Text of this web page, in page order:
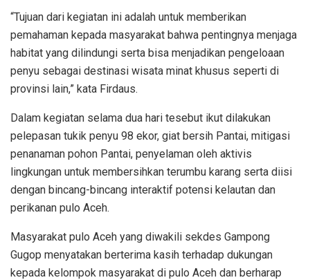
“Tujuan dari kegiatan ini adalah untuk memberikan
pemahaman kepada masyarakat bahwa pentingnya menjaga
habitat yang dilindungi serta bisa menjadikan pengeloaan
penyu sebagai destinasi wisata minat khusus seperti di
provinsi lain,” kata Firdaus.
Dalam kegiatan selama dua hari tesebut ikut dilakukan
pelepasan tukik penyu 98 ekor, giat bersih Pantai, mitigasi
penanaman pohon Pantai, penyelaman oleh aktivis
lingkungan untuk membersihkan terumbu karang serta diisi
dengan bincang-bincang interaktif potensi kelautan dan
perikanan pulo Aceh.
Masyarakat pulo Aceh yang diwakili sekdes Gampong
Gugop menyatakan berterima kasih terhadap dukungan
kepada kelompok masyarakat di pulo Aceh dan berharap